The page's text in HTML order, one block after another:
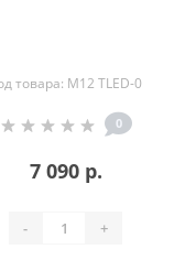
товара: M12 TLED-0
0
7 090 р.
- +